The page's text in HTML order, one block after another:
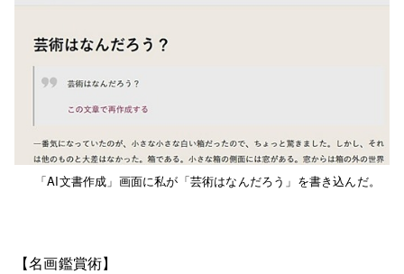
「AI文書作成」画面に私が「芸術はなんだろう」を書き込んだ。
【名画鑑賞術】